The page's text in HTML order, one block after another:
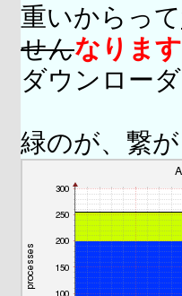
重いからって
せんなります
ダウンロー
緑のが、繋が